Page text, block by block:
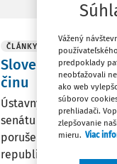
ČLÁNKY
Slovenské
činu
Ústavný súd
senátu 26. marca
porušenie
republiky ...
Vážený
predpoklady
neobťažovali
ako web
súborov
prehliadači.
zlepšovanie
mieru. Viac